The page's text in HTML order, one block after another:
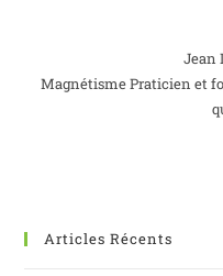
Jean
Magnétisme Praticien et
Articles Récents